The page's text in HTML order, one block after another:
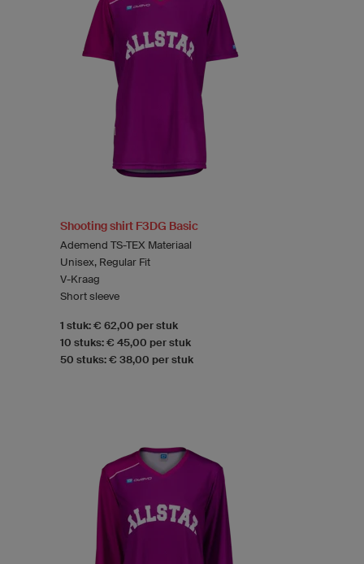
Shooting shirt F3DG Basic
Ademend TS-TEX Materiaal
Unisex, Regular Fit
V-Kraag
Short sleeve
1 stuk: € 62,00 per stuk
10 stuks: € 45,00 per stuk
50 stuks: € 38,00 per stuk